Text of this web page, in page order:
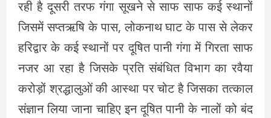
रही है दूसरी तरफ गंगा सूखने से साफ साफ कई स्थानों
जिसमें सप्तऋषि के पास, लोकनाथ घाट के पास से लेकर
हरिद्वार के कई स्थानों पर दूषित पानी गंगा में गिरता साफ
नजर आ रहा है जिसके प्रति संबंधित विभाग का रवैया
करोड़ों श्रद्धालुओं की आस्था पर चोट है जिसका तत्काल
संज्ञान लिया जाना चाहिए इन दूषित पानी के नालों को बंद